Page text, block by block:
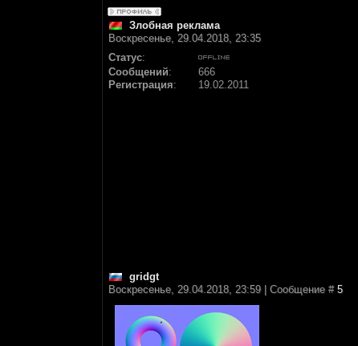
Злобная реклама
Воскресенье, 29.04.2018, 23:35
Статус:
Сообщений:
666
Регистрация: 19.02.2011
gridgt
Воскресенье, 29.04.2018, 23:59 | Сообщение # 5